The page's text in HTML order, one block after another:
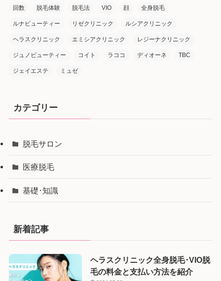
回数 脱毛体験 脱毛法 VIO 顔 全身脱毛
ルナビューティー リゼクリニック ルシアクリニック
ヘラスクリニック エミシアクリニック レジーナクリニック
ジュノビューティー コイト ラココ ディオーネ TBC
ジェイエステ ミュゼ
カテゴリー
脱毛サロン
医療脱毛
基礎･知識
新着記事
ヘラスクリニック全身脱毛･VIO脱
毛の料金と支払い方法を紹介